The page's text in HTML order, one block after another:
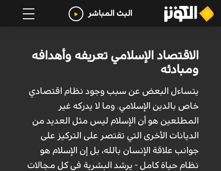
البث المباشر
الاقتصاد الإسلامي تعريفه وأهدافه
ومبادئه
يتساءل البعض عن سبب وجود نظام اقتصادي
خاص بالدين الإسلامي. وما لا يدركه غير
المطلعين هو أن الإسلام ليس مثل العديد من
الديانات الأخرى التي تقتصر على التركيز على
جوانب علاقة الإنسان بالله، بل إن الإسلام هو
نظام حياة كامل - يرشد البشرية في كل مجالات